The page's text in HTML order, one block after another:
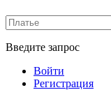
Введите запрос
Войти
Регистрация